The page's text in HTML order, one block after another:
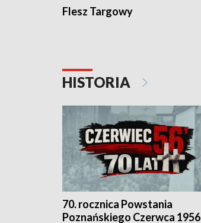
Flesz Targowy
HISTORIA
70. rocznica Powstania
Poznańskiego Czerwca 1956